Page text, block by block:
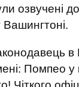
озвучені
Помпео у